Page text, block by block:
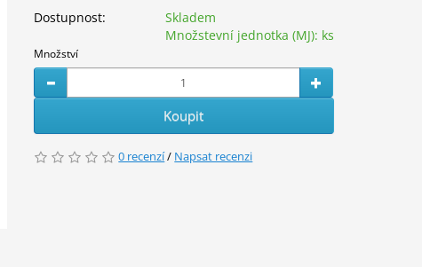
Dostupnost:
Skladem
Množstevní jednotka (MJ): ks
Množství
Koupit
0 recenzí/ Napsat recenzi